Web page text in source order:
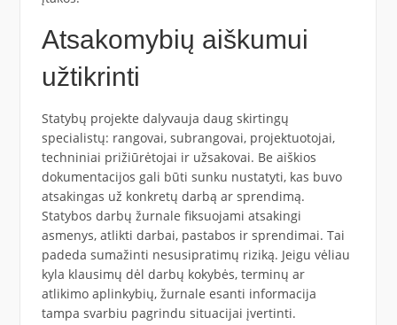
Atsakomybių aiškumui
užtikrinti
Statybų projekte dalyvauja daug skirtingų
specialistų: rangovai, subrangovai, projektuotojai,
techniniai prižiūrėtojai ir užsakovai. Be aiškios
dokumentacijos gali būti sunku nustatyti, kas buvo
atsakingas už konkretų darbą ar sprendimą.
Statybos darbų žurnale fiksuojami atsakingi
asmenys, atlikti darbai, pastabos ir sprendimai. Tai
padeda sumažinti nesusipratimų riziką. Jeigu vėliau
kyla klausimų dėl darbų kokybės, terminų ar
atlikimo aplinkybių, žurnale esanti informacija
tampa svarbiu pagrindu situacijai įvertinti.